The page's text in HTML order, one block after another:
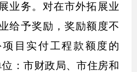
业务。对在市外拓展业
给予奖励，奖励额度不
目实付工程款额度的
：市财政局、市住房和